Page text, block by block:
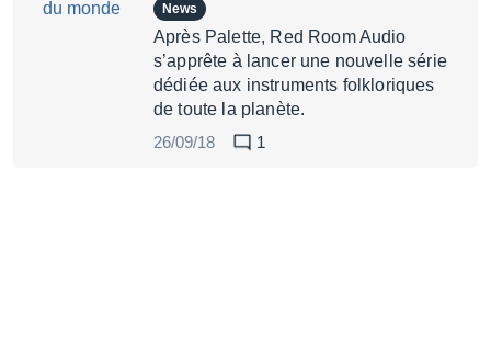
News
Après Palette, Red Room Audio
s’apprête à lancer une nouvelle série
dédiée aux instruments folkloriques
de toute la planète.
26/09/18
1